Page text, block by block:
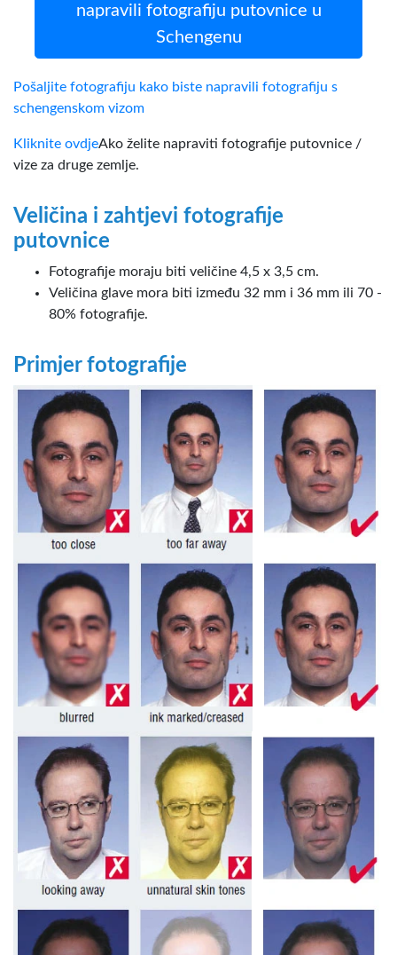
napravili fotografiju putovnice u
Schengenu
Pošaljite fotografiju kako biste napravili fotografiju s
schengenskom vizom
Kliknite ovdjeAko želite napraviti fotografije putovnice /
vize za druge zemlje.
Veličina i zahtjevi fotografije
putovnice
Fotografije moraju biti veličine 4,5 x 3,5 cm.
Veličina glave mora biti između 32 mm i 36 mm ili 70 -
80% fotografije.
Primjer fotografije